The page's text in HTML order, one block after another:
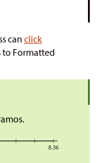
can click
to Formatted